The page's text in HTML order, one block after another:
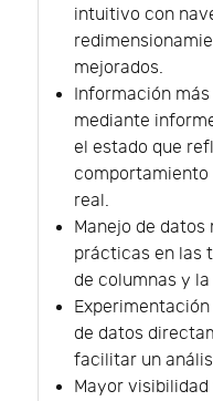
intuitivo con
mejorados.
Información
mediante
el estado que
comportamiento
real.
Manejo de
prácticas en las
de columnas y
de datos
facilitar un
Mayor